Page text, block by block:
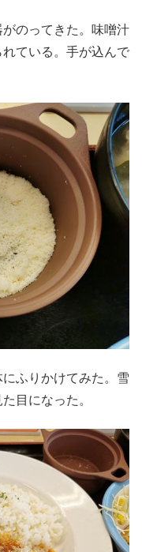
のってきた。味噌汁
ている。手が込んで
ふりかけてみた。雪
目になった。